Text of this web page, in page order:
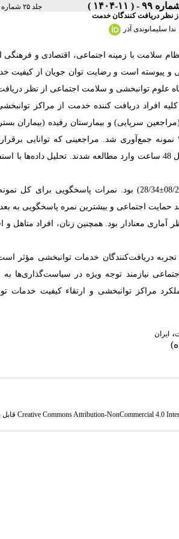
جلد ۲۵ شماره ۹۹ صفحات ۱۷۷-۱۵۱
نظر دریافت کنندگان خدمت
ندا سلیمانوندی آذر
سلامت با زمینه اجتماعی، اقتصادی و فرهنگی
و پیوسته است و رضایت توان جویان از کیفیت
و سلامت اجتماعی از نظر دریافت
افراد دریافت کننده خدمت از مراکز
سرپایی) و بیمارستان رفیده
پرسش‌نامه پاسخگویی نظام سلامت سازمان بهداشت جهانی توزیع و ۳84 نمونه جمع‌آوری
خدمات توانبخشی دریافت کرده بودند و برای بیماران، بستری به مدت حداقل 48 ساعت
حمایت اجتماعی و بیشترین نمره پاسخگویی
معنادار بود. همچنین زنان، افراد متاهل و
دریافت‌کنندگان خدمات توانبخشی مؤثر
نیازمند توجه ویژه در سیاست‌گذاری‌ها
عملکرد مراکز توانبخشی و ارتقاء کیفیت
، ایران
Creative Commons Attribution-NonCommercial 4.0قابل